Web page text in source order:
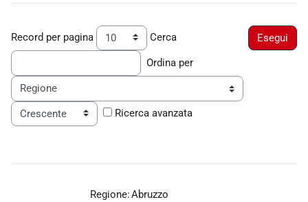
Record per pagina Cerca
Ordina per
Ricerca avanzata
Regione:Abruzzo